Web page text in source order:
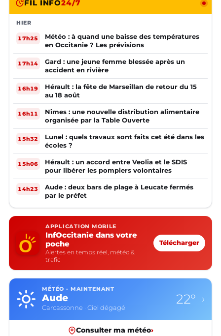
FIL INFO24/7
HIER
17h25
Météo : à quand une baisse des températures
en Occitanie ? Les prévisions
17h14
Gard : une jeune femme blessée après un
accident en rivière
16h19
Hérault : la fête de Marseillan de retour du 15
au 18 août
16h11
Nîmes : une nouvelle distribution alimentaire
organisée par la Table Ouverte
15h32
Lunel : quels travaux sont faits cet été dans les
écoles ?
15h06
Hérault : un accord entre Veolia et le SDIS
pour libérer les pompiers volontaires
14h23
Aude : deux bars de plage à Leucate fermés
par le préfet
APPLICATION MOBILE
InfOccitanie dans votre
poche
Alertes en temps réel, météo &
trafic
Télécharger
MÉTÉO · MAINTENANT
Aveyron
Rodez · Ciel dégagé
15° ›
Consulter ma météo›